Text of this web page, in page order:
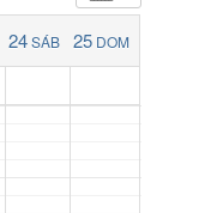
24SÁB 25 DOM